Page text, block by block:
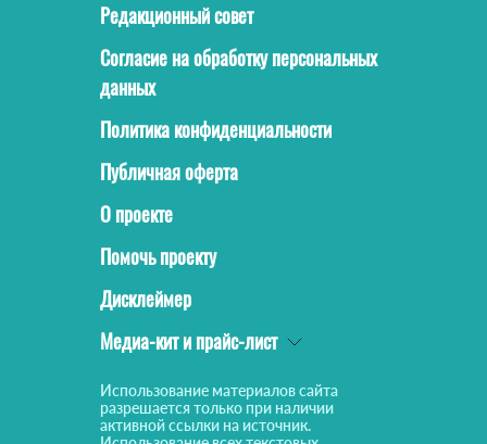
Редакционный совет
Согласие на обработку персональных
данных
Политика конфиденциальности
Публичная оферта
О проекте
Помочь проекту
Дисклеймер
Медиа-кит и прайс-лист
Использование материалов сайта
разрешается только при наличии
активной ссылки на источник.